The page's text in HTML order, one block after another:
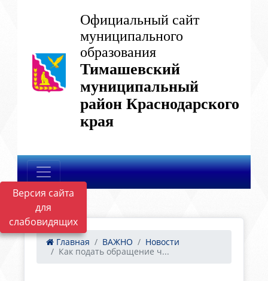
Версия сайта
для
слабовидящих
Официальный сайт
муниципального
образования
Тимашевский
муниципальный
район Краснодарского
края
Главная ВАЖНО
Новости
Как подать обращение ч...